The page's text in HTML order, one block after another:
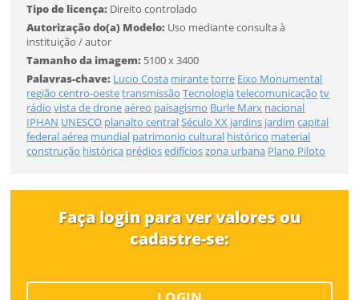
Tipo de licença: Direito controlado
Autorização do(a) Modelo: Uso mediante consulta à
instituição / autor
Tamanho da imagem: 5100 x 3400
Palavras-chave: Lucio Costa mirantetorre Eixo Monumental
região centro-oestetransmissão Tecnologiatelecomunicação tv
rádio vista de droneaéreo paisagismo Burle Marx nacional
IPHAN UNESCO planalto centralSéculo XX jardins jardim capital
federalaérea mundial patrimonio cultural histórico material
construção histórica prédiosedifícioszona urbana Plano Piloto
Faça login para ver valores ou
cadastre-se:
Tamanho
FINALIZAR
Desejo receber novidades sobre a Pulsar Imagens
Li e concordo com os Termos de Uso do site
CADASTRAR
ENTRAR
Tipo de download